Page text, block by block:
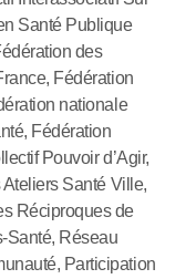
Santé Publique
des
Fédération
nationale
Fédération
Pouvoir d’Agir,
Santé Ville,
Réciproques de
Santé, Réseau
Participation